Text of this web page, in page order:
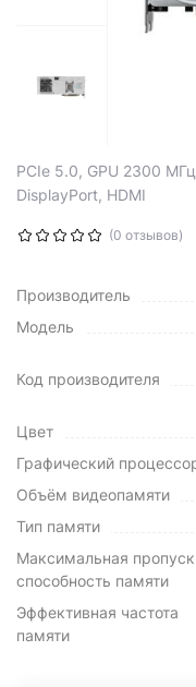
PCIe 5.0, GPU 2300
DisplayPort, HDMI
(0 отзывов)
Производитель
Модель
Код производителя
Цвет
Графический
Объём видеопамяти
Тип памяти
Максимальная
способность памяти
Эффективная частота
памяти